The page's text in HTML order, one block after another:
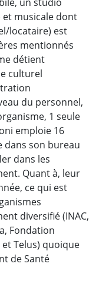
musicale dont
locataire) est
mentionnés
détient
culturel
du personnel,
1 seule
emploie 16
dans son bureau
dans les
Quant à, leur
ce qui est
diversifié (INAC,
Fondation
Telus) quoique
de Santé